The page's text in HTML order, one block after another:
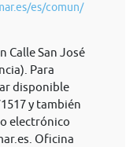
es/comun/
Calle San José
Para
disponible
y también
electrónico
. Oficina